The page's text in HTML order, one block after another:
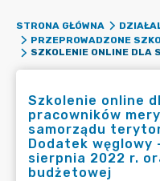
STRONA GŁÓWNA
PRZEPROWADZONE
Szkolenie online
pracowników
samorządu
Dodatek węglowy
sierpnia 2022 r.
budżetowej